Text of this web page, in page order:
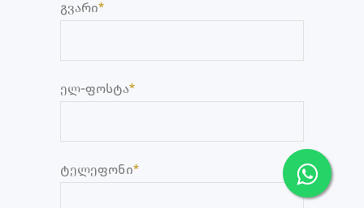
გვარი*
ელ-ფოსტა*
ტელეფონი*